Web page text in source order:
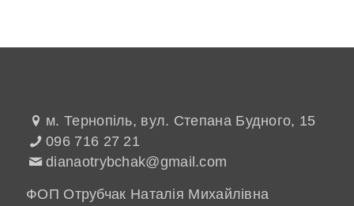
м. Тернопіль, вул. Степана Будного, 15
096 716 27 21
dianaotrybchak@gmail.com
ФОП Отрубчак Наталія Михайлівна